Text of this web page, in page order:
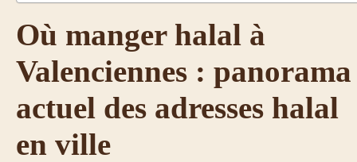
Où manger halal à
Valenciennes : panorama
actuel des adresses halal
en ville